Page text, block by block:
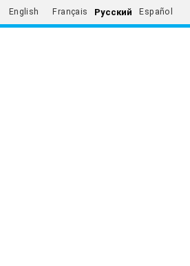
English Français Русский Español